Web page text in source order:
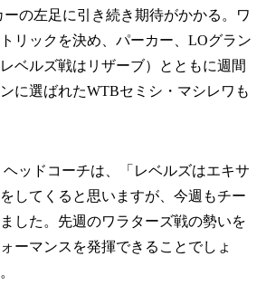
ーの左足に引き続き期待がかかる。ワ
リックを決め、パーカー、LOグラン
ベルズ戦はリザーブ）とともに週間
に選ばれたWTBセミシ・マシレワも
ッドコーチは、「レベルズはエキサ
してくると思いますが、今週もチー
した。先週のワラターズ戦の勢いを
ーマンスを発揮できることでしょ